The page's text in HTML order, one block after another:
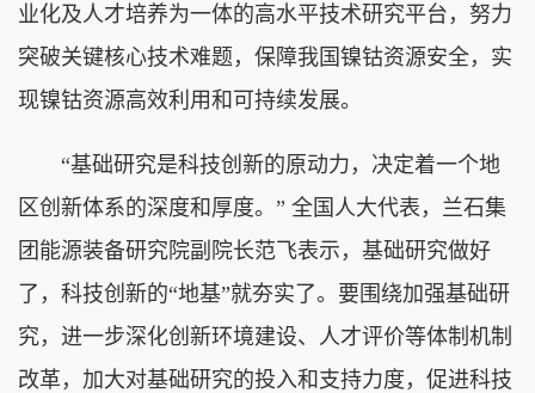
业化及人才培养为一体的高水平技术研究平台，努力
突破关键核心技术难题，保障我国镍钴资源安全，实
现镍钴资源高效利用和可持续发展。
“基础研究是科技创新的原动力，决定着一个地
区创新体系的深度和厚度。” 全国人大代表，兰石集
团能源装备研究院副院长范飞表示，基础研究做好
了，科技创新的“地基”就夯实了。要围绕加强基础研
究，进一步深化创新环境建设、人才评价等体制机制
改革，加大对基础研究的投入和支持力度，促进科技